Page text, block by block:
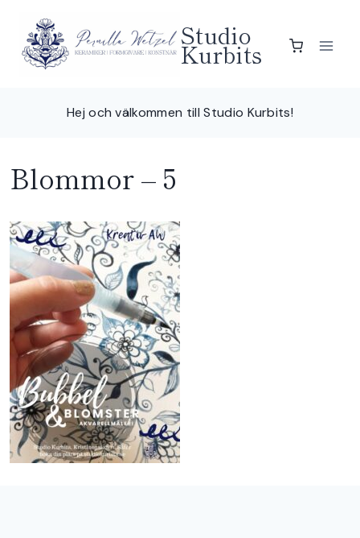
content
Studio
Kurbits
Hej och välkommen till Studio Kurbits!
Blommor – 5